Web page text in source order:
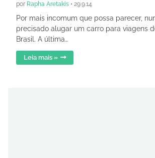
por Rapha Aretakis • 29.9.14
Por mais incomum que possa parecer,
precisado alugar um carro para viagens
Brasil. A última…
Leia mais »